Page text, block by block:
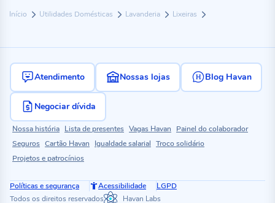
Início Utilidades Domésticas Lavanderia Lixeiras
Atendimento Nossas lojas Blog Havan
Negociar dívida
Nossa história Lista de presentes Vagas Havan
Painel do colaborador
Seguros Cartão Havan Igualdade salarial Troco solidário
Projetos e patrocínios
Políticas e segurança Acessibilidade
LGPD
Todos os direitos reservados
Havan Labs